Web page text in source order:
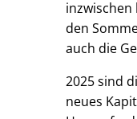
den
auch die
2025 sind
neues